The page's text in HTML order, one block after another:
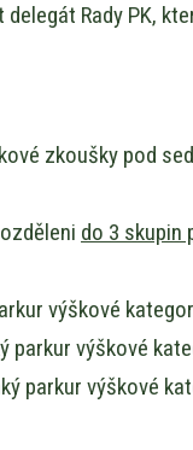
Rady PK,
zkoušky pod
do 3 skupin
výškové
parkur výškové
parkur výškové